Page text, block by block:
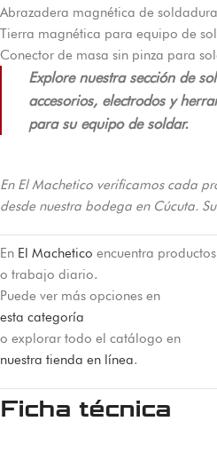
Abrazadera magnética de soldadura
Tierra magnética para equipo de
Conector de masa sin pinza para
Explore nuestra sección de
accesorios, electrodos y
para su equipo de soldar.
En El Machetico verificamos cada
desde nuestra bodega en Cúcuta.
En El Machetico encuentra
o trabajo diario.
Puede ver más opciones en
esta categoría
o explorar todo el catálogo en
nuestra tienda en línea.
Ficha técnica